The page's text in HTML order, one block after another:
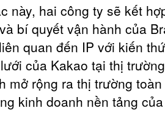
này, hai công ty sẽ kết
bí quyết vận hành của
quan đến IP với kiến
của Kakao tại thị
mở rộng ra thị trường
kinh doanh nền tảng